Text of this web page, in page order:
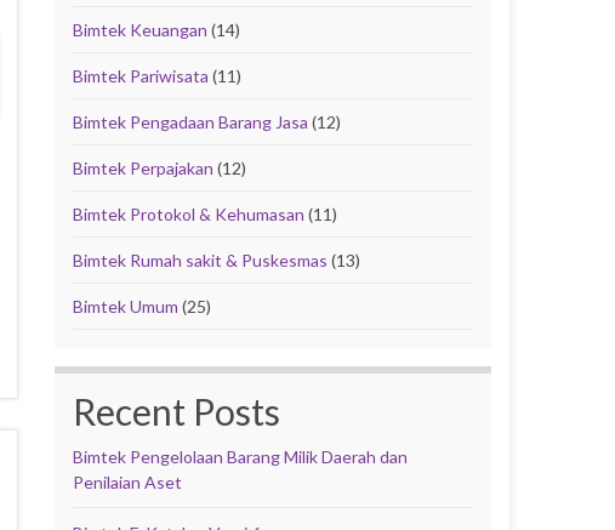
Bimtek Keuangan (14)
Bimtek Pariwisata (11)
Bimtek Pengadaan Barang Jasa (12)
Bimtek Perpajakan (12)
Bimtek Protokol & Kehumasan (11)
Bimtek Rumah sakit & Puskesmas (13)
Bimtek Umum (25)
Recent Posts
Bimtek Pengelolaan Barang Milik Daerah dan
Penilaian Aset